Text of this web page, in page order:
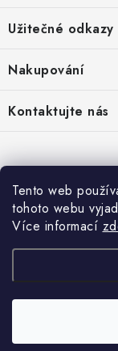
Tento web
tohoto webu
Více informací
p
a
Užitečné odkazy
Obchodní podmínky
Provizní systém
Partner stránek:
Nakupování
Časté otázky
Podmínky akce 2 +
Kontaktujte nás